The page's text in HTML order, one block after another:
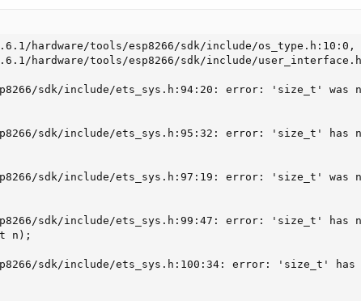
hardware/tools/esp8266/sdk/include/os_type.h:10:0,
hardware/tools/esp8266/sdk/include/
sdk/include/ets_sys.h:94:20: error: 'size_t' was
sdk/include/ets_sys.h:95:32: error: 'size_t' has
sdk/include/ets_sys.h:97:19: error: 'size_t' was
sdk/include/ets_sys.h:99:47: error: 'size_t' has
n);
sdk/include/ets_sys.h:100:34: error: 'size_t' has